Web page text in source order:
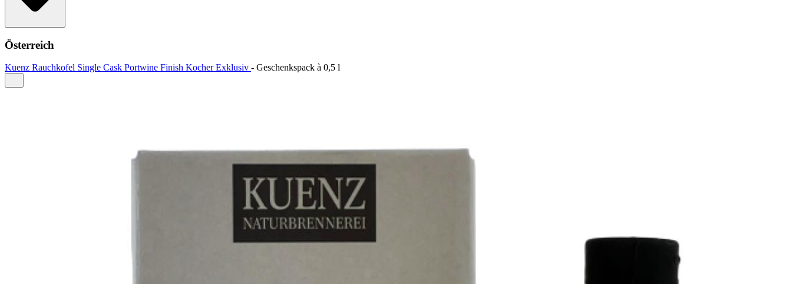
Österreich
Kuenz Rauchkofel Single Cask Portwine Finish Kocher Exklusiv - Geschenkspack à 0,5 l